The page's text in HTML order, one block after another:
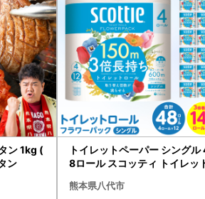
ン 1kg (
ン
トイレットペーパー シングル
8ロール スコッティ トイレッ
熊本県八代市